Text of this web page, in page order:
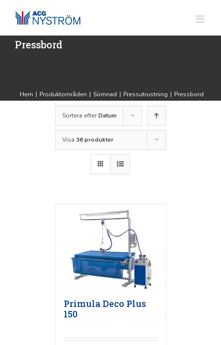
innehållet
Pressbord
Hem | Produktområden | Sömnad | Pressutrustning | Pressbord
Sortera efterDatum
Visa 36 produkter
Primula Deco Plus
150